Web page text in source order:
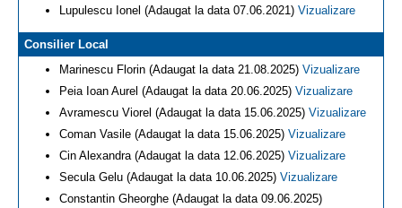
Lupulescu Ionel (Adaugat la data 07.06.2021) Vizualizare
Consilier Local
Marinescu Florin (Adaugat la data 21.08.2025) Vizualizare
Peia Ioan Aurel (Adaugat la data 20.06.2025) Vizualizare
Avramescu Viorel (Adaugat la data 15.06.2025) Vizualizare
Coman Vasile (Adaugat la data 15.06.2025) Vizualizare
Cin Alexandra (Adaugat la data 12.06.2025) Vizualizare
Secula Gelu (Adaugat la data 10.06.2025) Vizualizare
Constantin Gheorghe (Adaugat la data 09.06.2025)